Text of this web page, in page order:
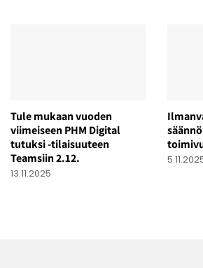
Tule mukaan vuoden
viimeiseen PHM Digital
tutuksi -tilaisuuteen
Teamsiin 2.12.
13.11.2025